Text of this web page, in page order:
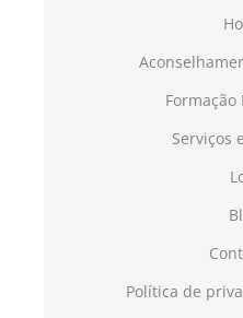
Formação
Serviços
Política de